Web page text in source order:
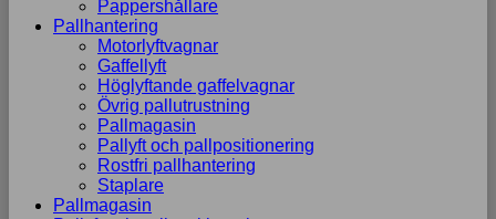
Pappershållare
Pallhantering
Motorlyftvagnar
Gaffellyft
Höglyftande gaffelvagnar
Övrig pallutrustning
Pallmagasin
Pallyft och pallpositionering
Rostfri pallhantering
Staplare
Pallmagasin